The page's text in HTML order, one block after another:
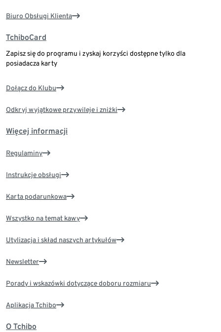
Biuro Obsługi Klienta
TchiboCard
Zapisz się do programu i zyskaj korzyści dostępne tylko dla
posiadacza karty
Dołącz do Klubu
Odkryj wyjątkowe przywileje i zniżki
Więcej informacji
Regulaminy
Instrukcje obsługi
Karta podarunkowa
Wszystko na temat kawy
Utylizacja i skład naszych artykułów
Newsletter
Porady i wskazówki dotyczące doboru rozmiaru
Aplikacja Tchibo
O Tchibo